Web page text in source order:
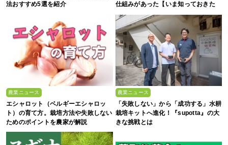
法おすすめ5選を紹介
仕組みがあった【いま知っておきた
い、これからの”食”の話】
農業ニュース
エシャロット（ベルギーエシャロッ
ト）の育て方。栽培方法や失敗しない
ためのポイントを農家が解説
農業ニュース
「失敗しない」から「成功する」水耕
栽培キットへ進化！『supotta』の大
きな挑戦とは